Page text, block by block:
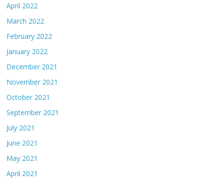
April 2022
March 2022
February 2022
January 2022
December 2021
November 2021
October 2021
September 2021
July 2021
June 2021
May 2021
April 2021